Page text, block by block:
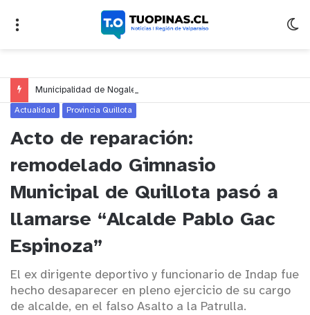
Actualidad Provincia Quillota
Acto de reparación:
remodelado Gimnasio
Municipal de Quillota pasó a
llamarse “Alcalde Pablo Gac
Espinoza”
El ex dirigente deportivo y funcionario de Indap fue
hecho desaparecer en pleno ejercicio de su cargo
de alcalde, en el falso Asalto a la Patrulla.